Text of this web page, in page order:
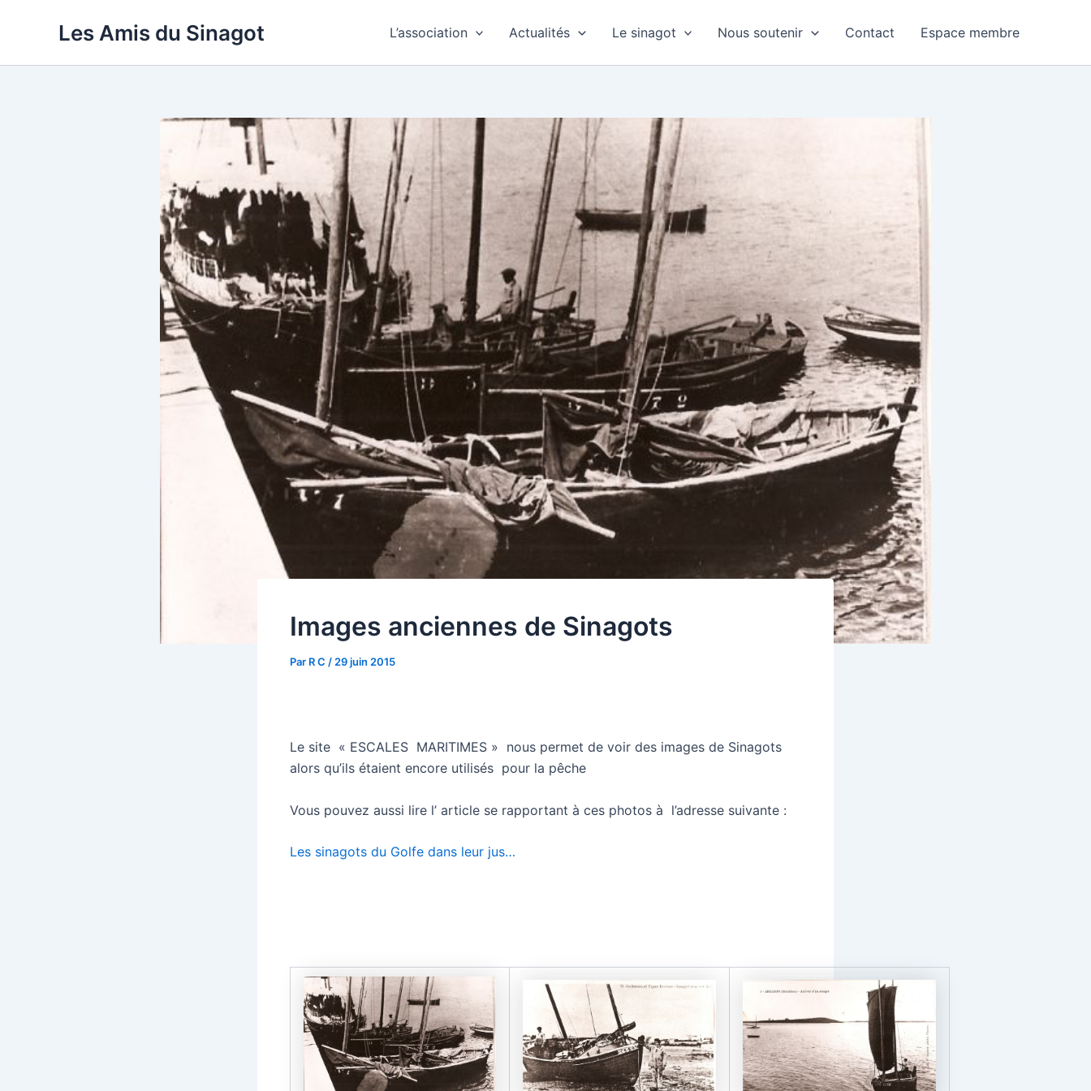
Les Amis du Sinagot L’association Actualités Le sinagot Nous soutenir Contact Espace membre
Images anciennes de Sinagots
Par R C / 29 juin 2015
Le site « ESCALES MARITIMES » nous permet de voir des images de Sinagots
alors qu’ils étaient encore utilisés pour la pêche
Vous pouvez aussi lire l’ article se rapportant à ces photos à l’adresse suivante :
Les sinagots du Golfe dans leur jus…